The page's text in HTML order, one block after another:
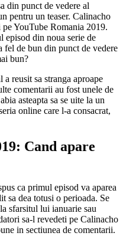
din punct de vedere al
pentru un teaser. Calinacho
YouTube Romania 2019.
episod din noua serie de
de bun din punct de vedere
bun?
reusit sa stranga aproape
comentarii au fost unele de
asteapta sa se uite la un
online care l-a consacrat,
Cand apare
ca primul episod va aparea
sa dea totusi o perioada. Se
sfarsitul lui ianuarie sau
sa-l revedeti pe Calinacho
in sectiunea de comentarii.